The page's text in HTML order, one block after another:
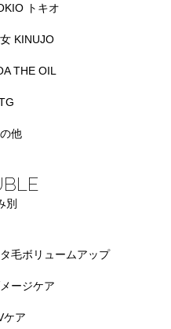
トキオ
KINUJO
THE OIL
他
別
毛ボリュームアップ
ージケア
ケア